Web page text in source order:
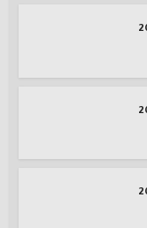
2023
2023
2023